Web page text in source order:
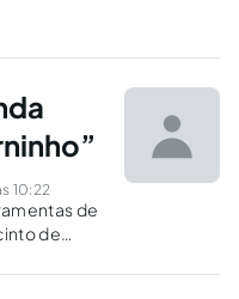
10:22
de
de
da